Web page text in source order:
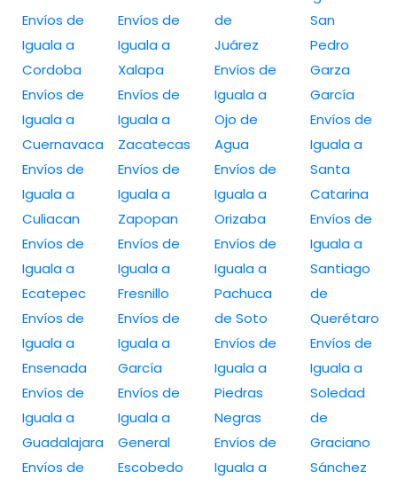
Envíos de
Iguala a
Cordoba
Envíos de
Iguala a
Cuernavaca
Envíos de
Iguala a
Culiacan
Envíos de
Iguala a
Ecatepec
Envíos de
Iguala a
Ensenada
Envíos de
Iguala a
Guadalajara
Envíos de
Envíos de
Iguala a
Xalapa
Envíos de
Iguala a
Zacatecas
Envíos de
Iguala a
Zapopan
Envíos de
Iguala a
Fresnillo
Envíos de
Iguala a
García
Envíos de
Iguala a
General
Escobedo
de
Juárez
Envíos de
Iguala a
Ojo de
Agua
Envíos de
Iguala a
Orizaba
Envíos de
Iguala a
Pachuca
de Soto
Envíos de
Iguala a
Piedras
Negras
Envíos de
Iguala a
San
Pedro
Garza
García
Envíos de
Iguala a
Santa
Catarina
Envíos de
Iguala a
Santiago
de
Querétaro
Envíos de
Iguala a
Soledad
de
Graciano
Sánchez